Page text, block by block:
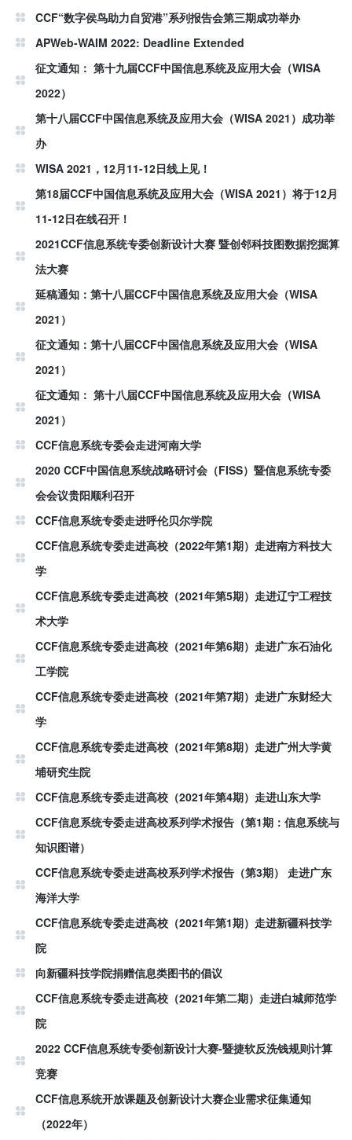
CCF“数字侯鸟助力自贸港”系列报告会第三期成功举办
APWeb-WAIM 2022: Deadline Extended
征文通知： 第十九届CCF中国信息系统及应用大会（WISA
2022）
第十八届CCF中国信息系统及应用大会（WISA 2021）成功举
办
WISA 2021，12月11-12日线上见！
第18届CCF中国信息系统及应用大会（WISA 2021）将于12月
11-12日在线召开！
2021CCF信息系统专委创新设计大赛 暨创邻科技图数据挖掘算
法大赛
延稿通知：第十八届CCF中国信息系统及应用大会（WISA
2021）
征文通知：第十八届CCF中国信息系统及应用大会（WISA
2021）
征文通知： 第十八届CCF中国信息系统及应用大会（WISA
2021）
CCF信息系统专委会走进河南大学
2020 CCF中国信息系统战略研讨会（FISS）暨信息系统专委
会会议贵阳顺利召开
CCF信息系统专委走进呼伦贝尔学院
CCF信息系统专委走进高校（2022年第1期）走进南方科技大
学
CCF信息系统专委走进高校（2021年第5期）走进辽宁工程技
术大学
CCF信息系统专委走进高校（2021年第6期）走进广东石油化
工学院
CCF信息系统专委走进高校（2021年第7期）走进广东财经大
学
CCF信息系统专委走进高校（2021年第8期）走进广州大学黄
埔研究生院
CCF信息系统专委走进高校（2021年第4期）走进山东大学
CCF信息系统专委走进高校系列学术报告（第1期：信息系统与
知识图谱）
CCF信息系统专委走进高校系列学术报告（第3期） 走进广东
海洋大学
CCF信息系统专委走进高校（2021年第1期）走进新疆科技学
院
向新疆科技学院捐赠信息类图书的倡议
CCF信息系统专委走进高校（2021年第二期）走进白城师范学
院
2022 CCF信息系统专委创新设计大赛-暨捷软反洗钱规则计算
竞赛
CCF信息系统开放课题及创新设计大赛企业需求征集通知
（2022年）